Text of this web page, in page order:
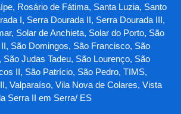
Rosário de Fátima, Santa Luzia, Santo
I, Serra Dourada II, Serra Dourada III,
Solar de Anchieta, Solar do Porto, São
São Domingos, São Francisco, São
Judas Tadeu, São Lourenço, São
II, São Patrício, São Pedro, TIMS,
Valparaíso, Vila Nova de Colares, Vista
Serra II em Serra/ ES